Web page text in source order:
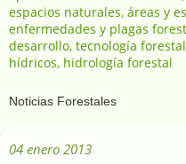
espacios naturales, áreas y
enfermedades y plagas
desarrollo, tecnología
hídricos, hidrología forestal
04 enero 2013